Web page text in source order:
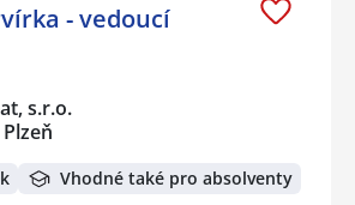
- vedoucí
s.r.o.
Vhodné také pro absolventy